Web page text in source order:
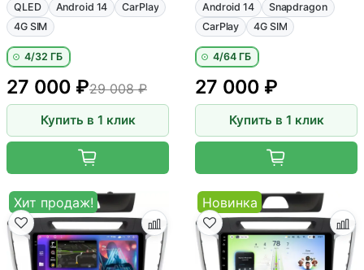
QLED Android 14
CarPlay
4G SIM
4/32 ГБ
29 008 ₽
27 000 ₽
Купить в 1 клик
Android 14
Snapdragon
CarPlay
4G SIM
4/64 ГБ
27 000 ₽
Купить в 1 клик
Хит продаж! Новинка